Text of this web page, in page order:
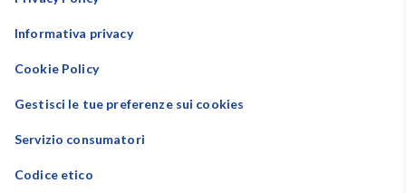
Informativa privacy
Cookie Policy
Gestisci le tue preferenze sui cookies
Servizio consumatori
Codice etico